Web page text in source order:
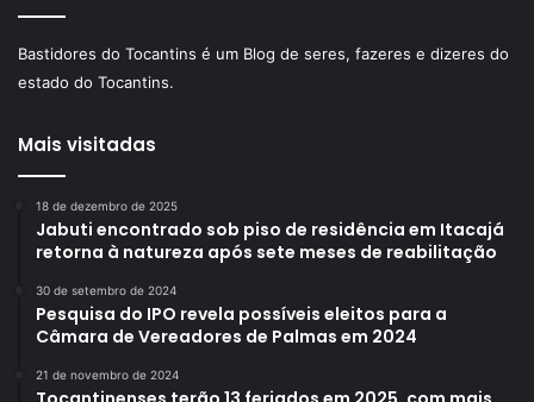
Bastidores do Tocantins é um Blog de seres, fazeres e dizeres do
estado do Tocantins.
Mais visitadas
18 de dezembro de 2025
Jabuti encontrado sob piso de residência em Itacajá
retorna à natureza após sete meses de reabilitação
30 de setembro de 2024
Pesquisa do IPO revela possíveis eleitos para a
Câmara de Vereadores de Palmas em 2024
21 de novembro de 2024